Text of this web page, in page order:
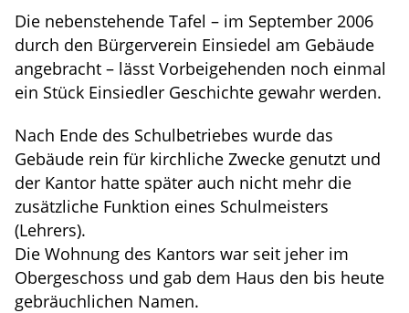
Die nebenstehende Tafel – im September 2006
durch den Bürgerverein Einsiedel am Gebäude
angebracht – lässt Vorbeigehenden noch einmal
ein Stück Einsiedler Geschichte gewahr werden.
Nach Ende des Schulbetriebes wurde das
Gebäude rein für kirchliche Zwecke genutzt und
der Kantor hatte später auch nicht mehr die
zusätzliche Funktion eines Schulmeisters
(Lehrers).
Die Wohnung des Kantors war seit jeher im
Obergeschoss und gab dem Haus den bis heute
gebräuchlichen Namen.